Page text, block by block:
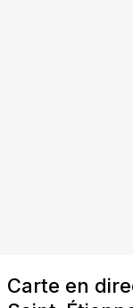
Carte en